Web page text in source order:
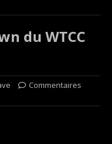
du WTCC
Commentaires